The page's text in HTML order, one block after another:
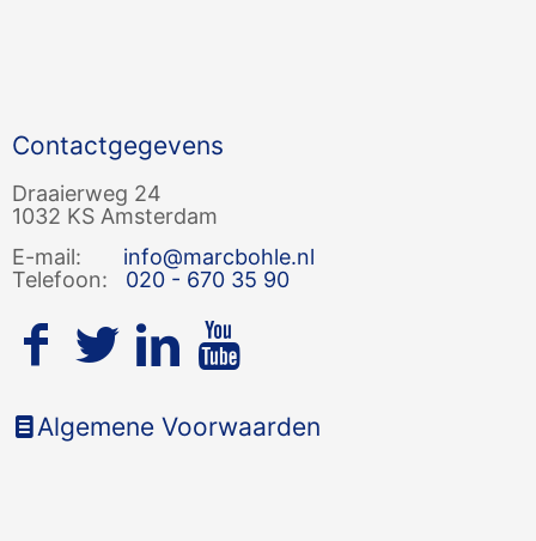
Contactgegevens
Draaierweg 24
1032 KS Amsterdam
E-mail: info@marcbohle.nl
Telefoon: 020 - 670 35 90
Algemene Voorwaarden